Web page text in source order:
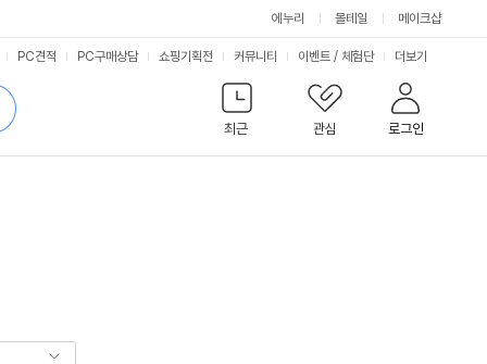
에누리 몰테일
메이크샵
최근
관심 로그인
PC견적 PC구매상담 쇼핑기획전 커뮤니티 이벤트 / 체험단 서
비
스
더보기